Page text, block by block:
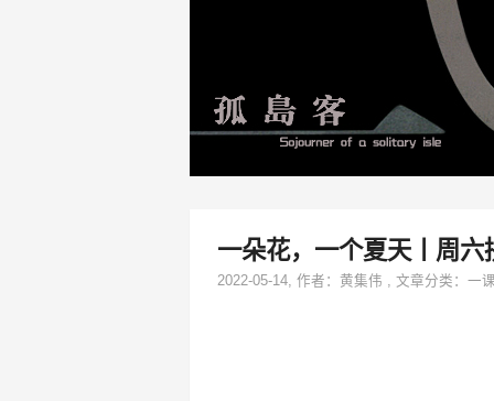
一朵花，一个夏天丨周六
2022-05-14, 作者： 黄集伟 , 文章分类： 一